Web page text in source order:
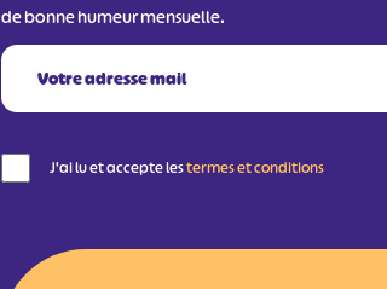
de bonne humeur mensuelle.
J'ai lu et accepte lestermes et conditions